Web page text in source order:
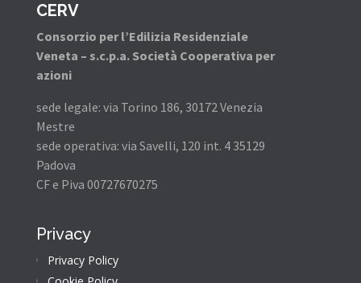
CERV
Consorzio per l’Edilizia Residenziale
Veneta – s.c.p.a. Società Cooperativa per
azioni
sede legale: via Torino 186, 30172 Venezia
Mestre
sede operativa: via Savelli, 120 int. 4 35129
Padova
CF e Piva 00727670275
Privacy
Privacy Policy